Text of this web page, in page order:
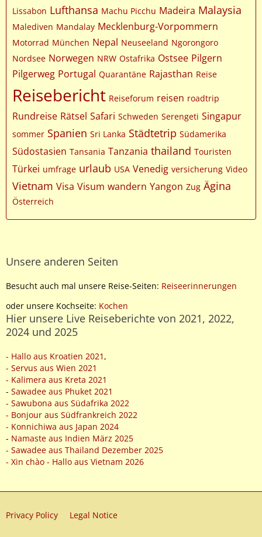
Lissabon Lufthansa Machu Picchu Madeira Malaysia
Malediven Mandalay Mecklenburg-Vorpommern
Motorrad München Nepal Neuseeland Ngorongoro
Nordsee Norwegen NRW Ostafrika Ostsee Pilgern
Pilgerweg Portugal Quarantäne Rajasthan Reise
Reisebericht Reiseforum reisen roadtrip
Rundreise Rätsel Safari Schweden Serengeti Singapur
sommer Spanien Sri Lanka Städtetrip Südamerika
Südostasien Tansania Tanzania thailand Touristen
Türkei umfrage urlaub USA Venedig versicherung Video
Vietnam Visa Visum wandern Yangon Zug Ägina
Österreich
Unsere anderen Seiten
Besucht auch mal unsere Reise-Seiten: Reiseerinnerungen
oder unsere Kochseite: Kochen
Hier unsere Live Reiseberichte von 2021, 2022,
2024 und 2025
- Hallo aus Kroatien 2021 ,
- Servus aus Wien 2021
- Kalimera aus Kreta 2021
- Sawadee aus Phuket 2021
- Sawubona aus Südafrika 2022
- Bonjour aus Südfrankreich 2022
- Konnichiwa aus Japan 2024
- Namaste aus Indien März 2025
- Sawadee aus Thailand Dezember 2025
- Xin chào - Hallo aus Vietnam 2026
Privacy Policy Legal Notice